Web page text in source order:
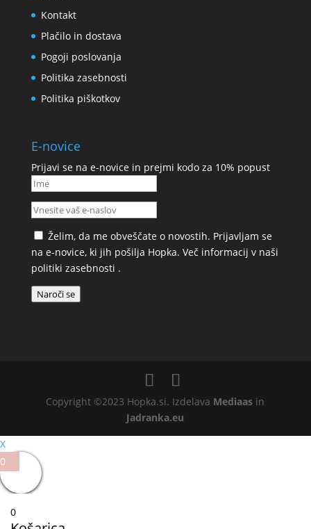
Kontakt
Plačilo in dostava
Pogoji poslovanja
Politika zasebnosti
Politika piškotkov
E-novice
Prijavi se na e-novice in prejmi kodo za 10% popust
Želim, da me obveščate o novostih. Prijavljam se
na e-novice, ki jih pošilja Hopka. Več informacij v naši
politiki zasebnosti .
Naroči se
Copyright ©2023 Hopka.si. Izdelava Mediaas in
Jadranka.eu
X
0
0